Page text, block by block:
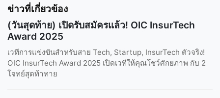
ข่าวที่เกี่ยวข้อง
(วันสุดท้าย) เปิดรับสมัครแล้ว! OIC InsurTech
Award 2025
เวทีการแข่งขันสำหรับสาย Tech, Startup, InsurTech ตัวจริง!
OIC InsurTech Award 2025 เปิดเวทีให้คุณโชว์ศักยภาพ กับ 2
โจทย์สุดท้าทาย